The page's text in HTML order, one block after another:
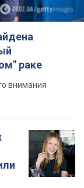
раке
внимания